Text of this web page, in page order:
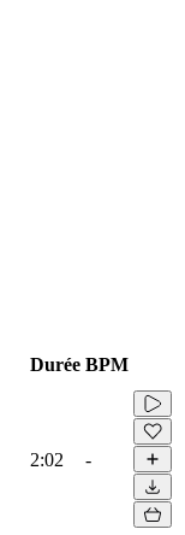
Durée BPM
2:02 -